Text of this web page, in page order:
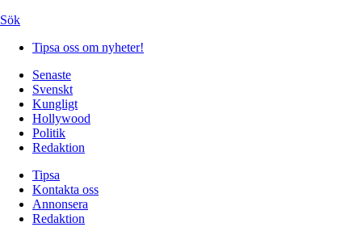
Sök
Tipsa oss om nyheter!
Senaste
Svenskt
Kungligt
Hollywood
Politik
Redaktion
Tipsa
Kontakta oss
Annonsera
Redaktion